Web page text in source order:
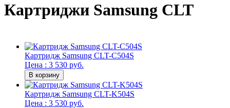
Картриджи Samsung CLT
Картридж Samsung CLT-C504S
Цена : 3 530 руб.
Картридж Samsung CLT-K504S
Цена : 3 530 руб.